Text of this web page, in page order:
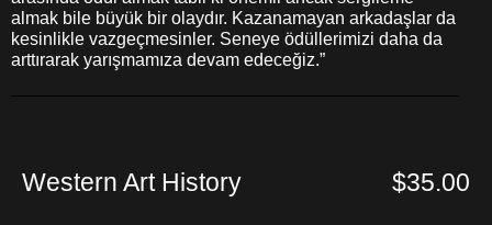
almak bile büyük bir olaydır. Kazanamayan arkadaşlar da
kesinlikle vazgeçmesinler. Seneye ödüllerimizi daha da
arttırarak yarışmamıza devam edeceğiz.”
Western Art History $35.00